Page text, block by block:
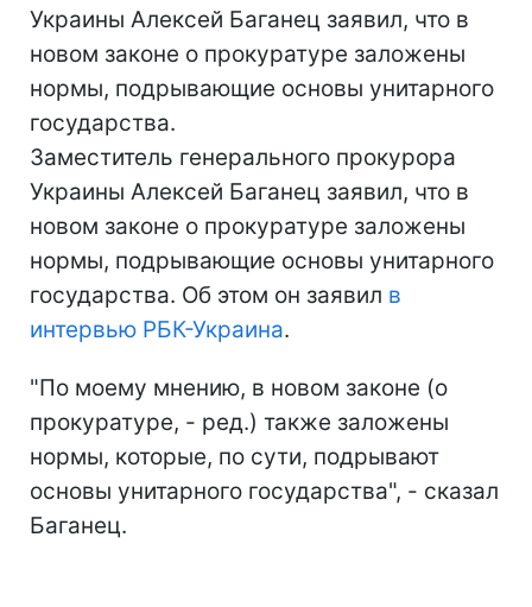
Украины Алексей Баганец заявил, что в
новом законе о прокуратуре заложены
нормы, подрывающие основы унитарного
государства.
Заместитель генерального прокурора
Украины Алексей Баганец заявил, что в
новом законе о прокуратуре заложены
нормы, подрывающие основы унитарного
государства. Об этом он заявил в
интервью РБК-Украина.
"По моему мнению, в новом законе (о
прокуратуре, - ред.) также заложены
нормы, которые, по сути, подрывают
основы унитарного государства", - сказал
Баганец.